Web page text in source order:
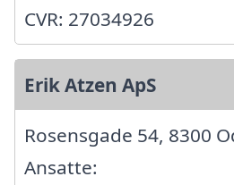
CVR: 27034926
Erik Atzen ApS
Rosensgade 54, 8300
Ansatte: